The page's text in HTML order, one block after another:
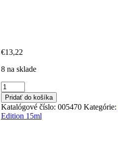
€13,22
8 na sklade
množstvo
Kostka
Polish
Gel
Color
Pridať do košíka
Katalógové číslo: 005470 Kategórie:
Edition 15ml